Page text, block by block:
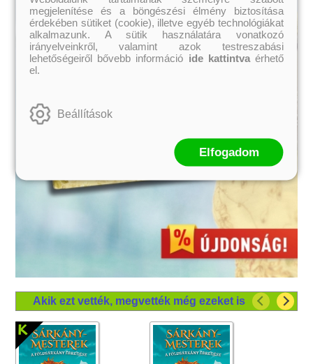
Akik ezt vették, megvették még ezeket is
megjelenítése és a böngészési élmény biztosítása
érdekében sütiket (cookie), illetve egyéb technológiákat
alkalmazunk. A sütik használatára vonatkozó
irányelveinkről, valamint azok testreszabási
lehetőségeiről bővebb információ ide kattintvaérhető
el.
Beállítások
Elfogadom